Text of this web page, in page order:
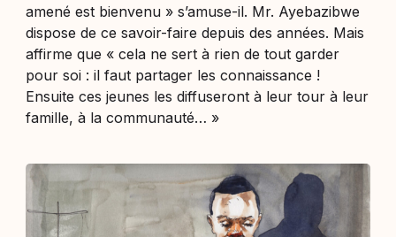
amené est bienvenu » s’amuse-il. Mr. Ayebazibwe
dispose de ce savoir-faire depuis des années. Mais
affirme que «cela ne sert à rien de tout garder
pour soi : il faut partager les connaissance !
Ensuite ces jeunes les diffuseront à leur tour à leur
famille, à la communauté… »